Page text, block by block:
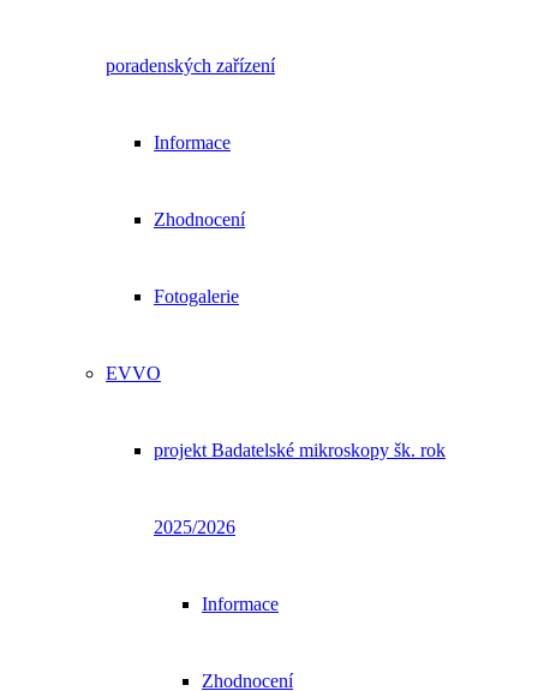
poradenských zařízení
Informace
Zhodnocení
Fotogalerie
EVVO
projekt Badatelské mikroskopy šk. rok
2025/2026
Informace
Zhodnocení